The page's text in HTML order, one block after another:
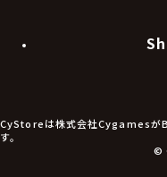
食品・飲料品
アパレル小物
アクセサリー
CyStoreは株式会社Cygamesが
す。
©